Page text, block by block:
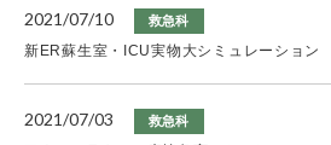
2021/07/10 救急科
新ER蘇生室・ICU実物大シミュレーション
2021/07/03 救急科